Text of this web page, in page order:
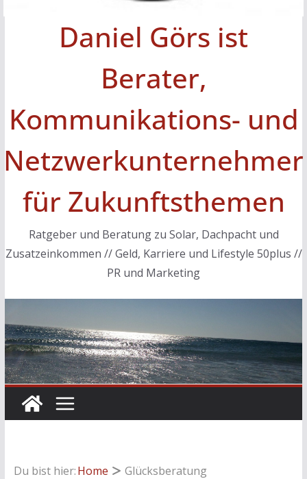
Daniel Görs ist
Berater,
Kommunikations- und
Netzwerkunternehmer
für Zukunftsthemen
Ratgeber und Beratung zu Solar, Dachpacht und
Zusatzeinkommen // Geld, Karriere und Lifestyle 50plus //
PR und Marketing
Du bist hier:Home Glücksberatung